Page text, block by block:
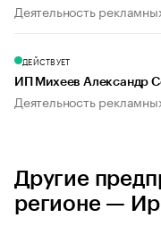
Деятельность
ДЕЙСТВУЕТ
ИП Михеев Александр
Деятельность
Другие
регионе —